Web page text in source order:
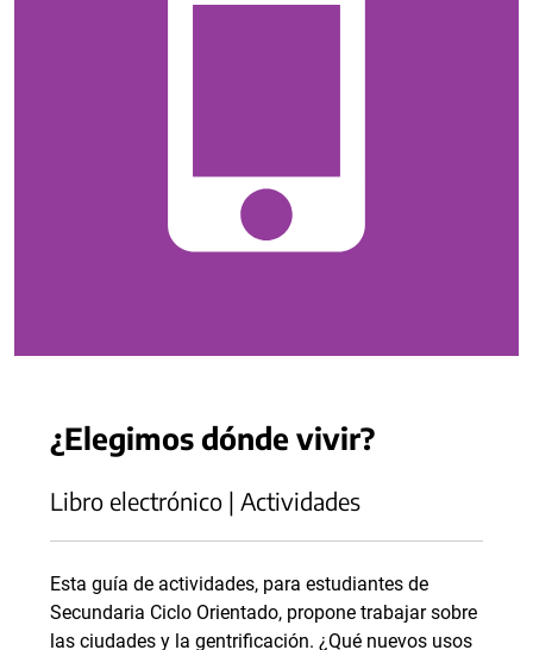
¿Elegimos dónde vivir?
Libro electrónico | Actividades
Esta guía de actividades, para estudiantes de
Secundaria Ciclo Orientado, propone trabajar sobre
las ciudades y la gentrificación. ¿Qué nuevos usos